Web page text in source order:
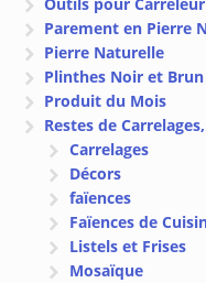
Outils pour Carreleur
Parement en Pierre
Pierre Naturelle
Plinthes Noir et
Produit du Mois
Restes de
Carrelages
Décors
faïences
Faïences de
Listels et Frises
Mosaïque